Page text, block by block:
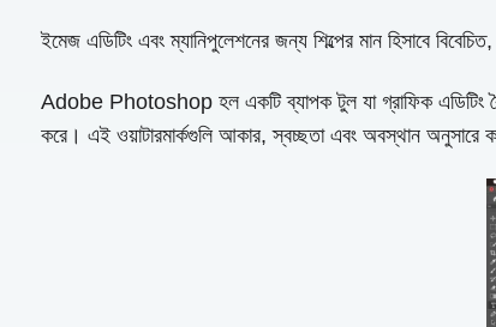
ইমেজ এডিটিং এবং ম্যানিপুলেশনের জন্য শিল্পের মান হিসাবে
Adobe Photoshop হল একটি ব্যাপক টুল যা গ্রাফিক এডিটিং
করে। এই ওয়াটারমার্কগুলি আকার, স্বচ্ছতা এবং অবস্থান অনুসারে